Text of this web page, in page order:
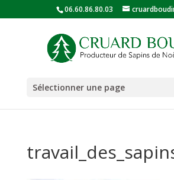
06.60.86.80.03
Sélectionner une page